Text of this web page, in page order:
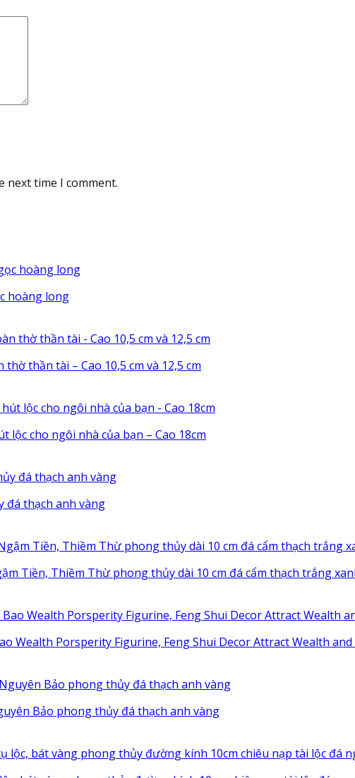
next time I comment.
hoàng long
thần tài – Cao 10,5 cm và 12,5 cm
lộc cho ngôi nhà của bạn – Cao 18cm
đá thạch anh vàng
Tiền, Thiềm Thừ phong thủy dài 10 cm đá cẩm thạch trắng
Wealth Porsperity Figurine, Feng Shui Decor Attract Wealth and
Bảo phong thủy đá thạch anh vàng